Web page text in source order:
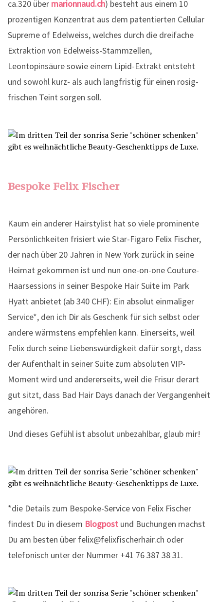
ca.320 über marionnaud.ch) besteht aus einem 10
prozentigen Konzentrat aus dem patentierten Cellular
Supreme of Edelweiss, welches durch die dreifache
Extraktion von Edelweiss-Stammzellen,
Leontopinsäure sowie einem Lipid-Extrakt entsteht
und sowohl kurz- als auch langfristig für einen rosig-
frischen Teint sorgen soll.
Bespoke Felix Fischer
Kaum ein anderer Hairstylist hat so viele prominente
Persönlichkeiten frisiert wie Star-Figaro Felix Fischer,
der nach über 20 Jahren in New York zurück in seine
Heimat gekommen ist und nun one-on-one Couture-
Haarsessions in seiner Bespoke Hair Suite im Park
Hyatt anbietet (ab 340 CHF): Ein absolut einmaliger
Service*, den ich Dir als Geschenk für sich selbst oder
andere wärmstens empfehlen kann. Einerseits, weil
Felix durch seine Liebenswürdigkeit dafür sorgt, dass
der Aufenthalt in seiner Suite zum absoluten VIP-
Moment wird und andererseits, weil die Frisur derart
gut sitzt, dass Bad Hair Days danach der Vergangenheit
angehören.
Und dieses Gefühl ist absolut unbezahlbar, glaub mir!
*die Details zum Bespoke-Service von Felix Fischer
findest Du in diesem Blogpost und Buchungen machst
Du am besten über felix@felixfischerhair.ch oder
telefonisch unter der Nummer +41 76 387 38 31.